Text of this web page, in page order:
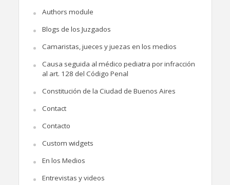
Authors module
Blogs de los Juzgados
Camaristas, jueces y juezas en los medios
Causa seguida al médico pediatra por infracción
al art. 128 del Código Penal
Constitución de la Ciudad de Buenos Aires
Contact
Contacto
Custom widgets
En los Medios
Entrevistas y videos